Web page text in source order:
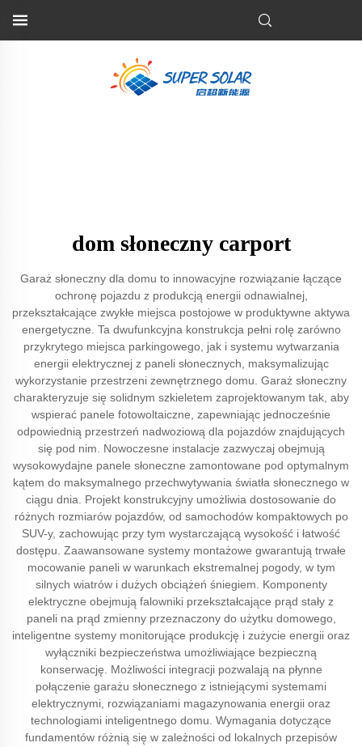
dom słoneczny carport
Garaż słoneczny dla domu to innowacyjne rozwiązanie łączące
ochronę pojazdu z produkcją energii odnawialnej,
przekształcające zwykłe miejsca postojowe w produktywne aktywa
energetyczne. Ta dwufunkcyjna konstrukcja pełni rolę zarówno
przykrytego miejsca parkingowego, jak i systemu wytwarzania
energii elektrycznej z paneli słonecznych, maksymalizując
wykorzystanie przestrzeni zewnętrznego domu. Garaż słoneczny
charakteryzuje się solidnym szkieletem zaprojektowanym tak, aby
wspierać panele fotowoltaiczne, zapewniając jednocześnie
odpowiednią przestrzeń nadwoziową dla pojazdów znajdujących
się pod nim. Nowoczesne instalacje zazwyczaj obejmują
wysokowydajne panele słoneczne zamontowane pod optymalnym
kątem do maksymalnego przechwytywania światła słonecznego w
ciągu dnia. Projekt konstrukcyjny umożliwia dostosowanie do
różnych rozmiarów pojazdów, od samochodów kompaktowych po
SUV-y, zachowując przy tym wystarczającą wysokość i łatwość
dostępu. Zaawansowane systemy montażowe gwarantują trwałe
mocowanie paneli w warunkach ekstremalnej pogody, w tym
silnych wiatrów i dużych obciążeń śniegiem. Komponenty
elektryczne obejmują falowniki przekształcające prąd stały z
paneli na prąd zmienny przeznaczony do użytku domowego,
inteligentne systemy monitorujące produkcję i zużycie energii oraz
wyłączniki bezpieczeństwa umożliwiające bezpieczną
konserwację. Możliwości integracji pozwalają na płynne
połączenie garażu słonecznego z istniejącymi systemami
elektrycznymi, rozwiązaniami magazynowania energii oraz
technologiami inteligentnego domu. Wymagania dotyczące
fundamentów różnią się w zależności od lokalnych przepisów